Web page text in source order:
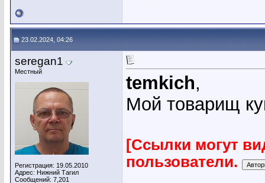
23.02.2024, 04:26
seregan1
Местный
Регистрация: 19.05.2010
Адрес: Нижний Тагил
Сообщений: 7,201
temkich,
Мой товарищ
[Ссылки могут
пользователи.